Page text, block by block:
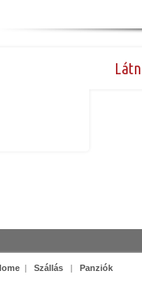
| Szállás | Panziók